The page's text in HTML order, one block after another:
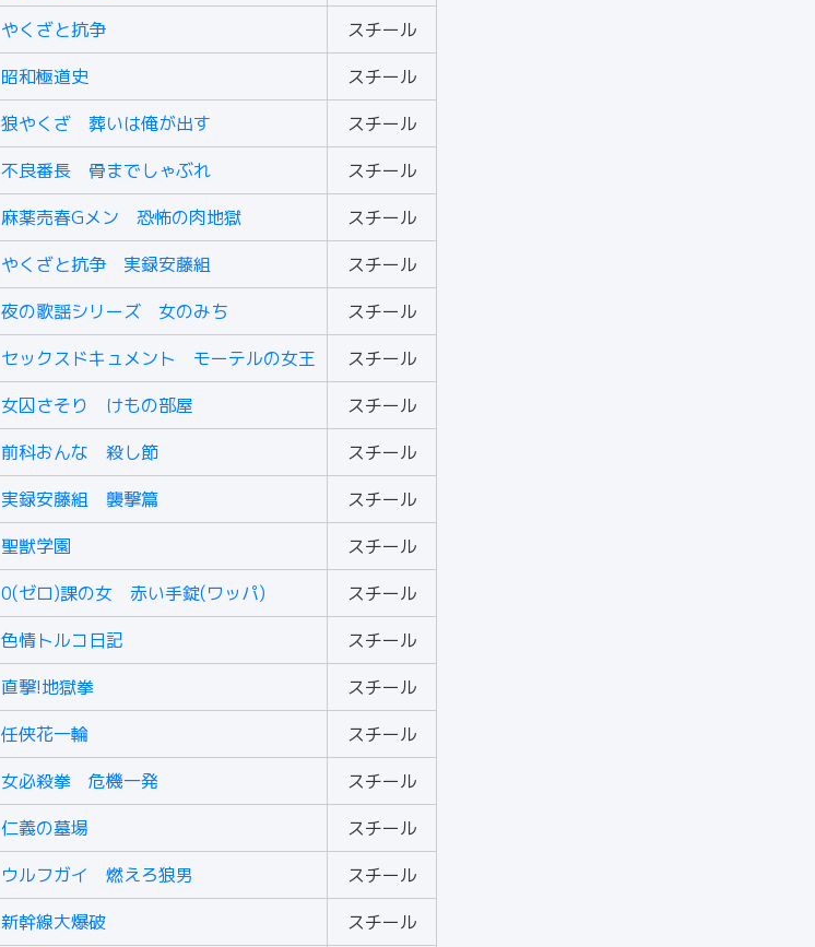
やくざと抗争
スチール
昭和極道史
スチール
狼やくざ 葬いは俺が出す
スチール
不良番長 骨までしゃぶれ
スチール
麻薬売春Gメン 恐怖の肉地獄
スチール
やくざと抗争 実録安藤組
スチール
夜の歌謡シリーズ 女のみち
スチール
セックスドキュメント モーテルの女王
スチール
女囚さそり けもの部屋
スチール
前科おんな 殺し節
スチール
実録安藤組 襲撃篇
スチール
聖獣学園
スチール
0(ゼロ)課の女 赤い手錠(ワッパ)
スチール
色情トルコ日記
スチール
直撃!地獄拳
スチール
任侠花一輪
スチール
女必殺拳 危機一発
スチール
仁義の墓場
スチール
ウルフガイ 燃えろ狼男
スチール
新幹線大爆破 スチール